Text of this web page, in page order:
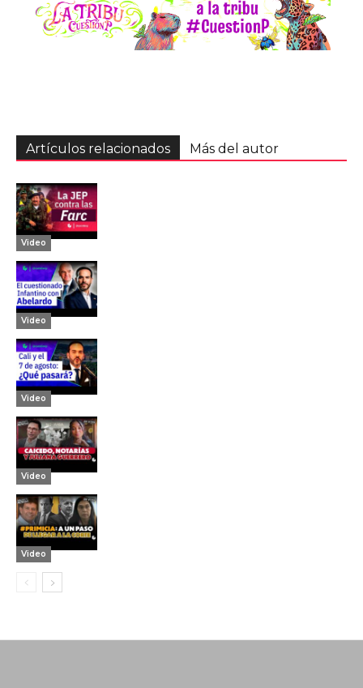
Artículos relacionados Más del autor
Video
Video
Video
Video
Video